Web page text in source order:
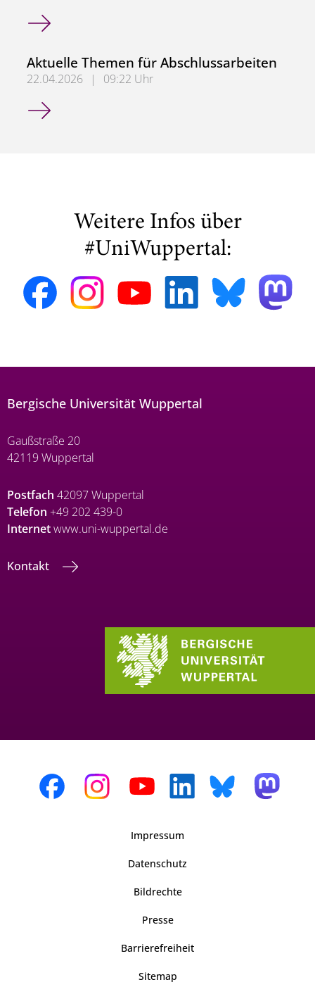
KlimaNetz - Auswirkungen des Klimawandels auf
Aktuelle Themen für Abschlussarbeiten
22.04.2026 |
09:22 Uhr
Aktuelle Themen für Abschlussarbeiten
Weitere Infos über
#UniWuppertal:
Bergische Universität Wuppertal
Gaußstraße 20
42119 Wuppertal
Postfach 42097 Wuppertal
Telefon +49 202 439-0
Internetwww.uni-wuppertal.de
Kontakt
Impressum
Datenschutz
Bildrechte
Presse
Barrierefreiheit
Sitemap